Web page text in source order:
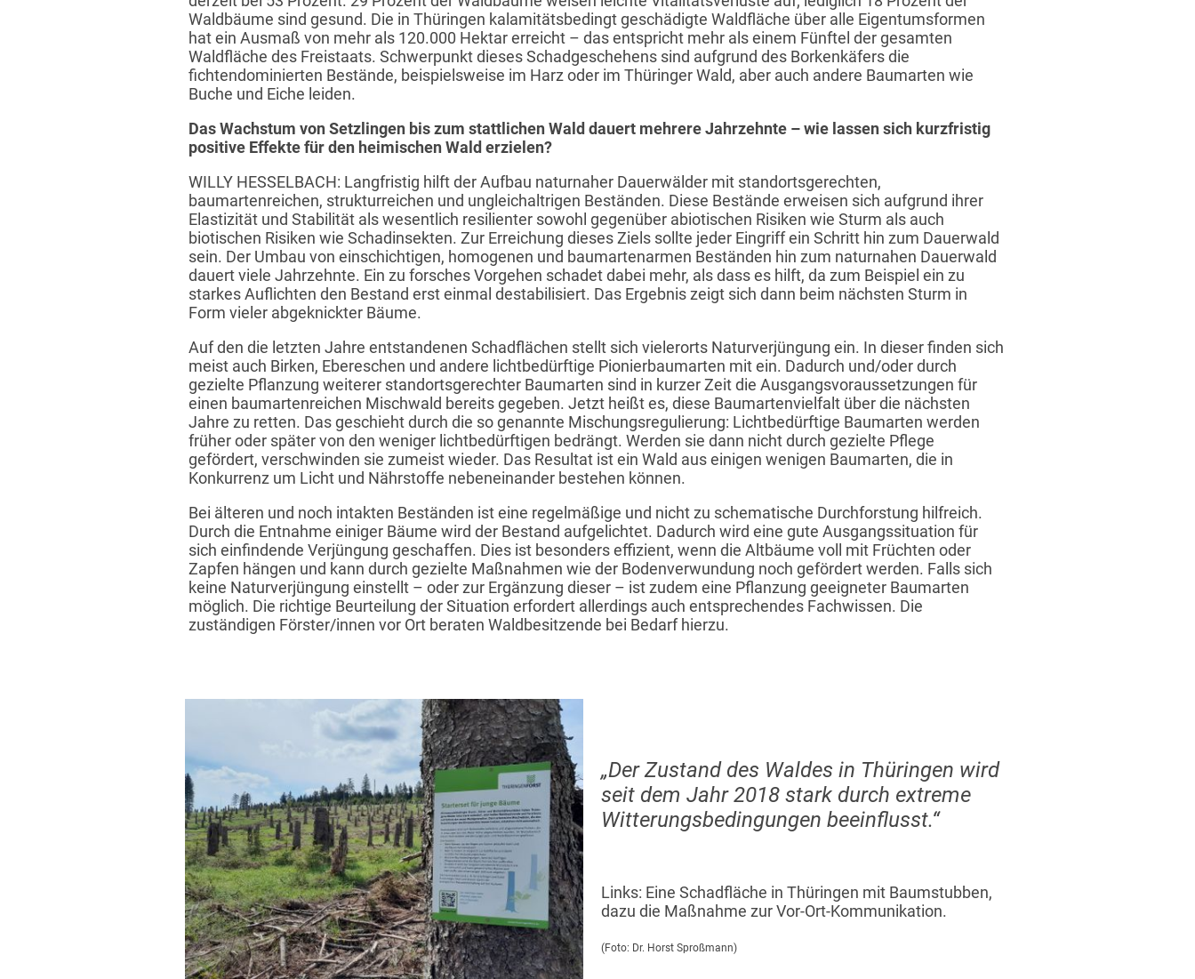
Waldbäume sind gesund. Die in Thüringen kalamitätsbedingt geschädigte Waldfläche über alle Eigentumsformen
hat ein Ausmaß von mehr als 120.000 Hektar erreicht – das entspricht mehr als einem Fünftel der gesamten
Waldfläche des Freistaats. Schwerpunkt dieses Schadgeschehens sind aufgrund des Borkenkäfers die
fichtendominierten Bestände, beispielsweise im Harz oder im Thüringer Wald, aber auch andere Baumarten wie
Buche und Eiche leiden.
Das Wachstum von Setzlingen bis zum stattlichen Wald dauert mehrere Jahrzehnte – wie lassen sich kurzfristig
positive Effekte für den heimischen Wald erzielen?
WILLY HESSELBACH: Langfristig hilft der Aufbau naturnaher Dauerwälder mit standortsgerechten,
baumartenreichen, strukturreichen und ungleichaltrigen Beständen. Diese Bestände erweisen sich aufgrund ihrer
Elastizität und Stabilität als wesentlich resilienter sowohl gegenüber abiotischen Risiken wie Sturm als auch
biotischen Risiken wie Schadinsekten. Zur Erreichung dieses Ziels sollte jeder Eingriff ein Schritt hin zum Dauerwald
sein. Der Umbau von einschichtigen, homogenen und baumartenarmen Beständen hin zum naturnahen Dauerwald
dauert viele Jahrzehnte. Ein zu forsches Vorgehen schadet dabei mehr, als dass es hilft, da zum Beispiel ein zu
starkes Auflichten den Bestand erst einmal destabilisiert. Das Ergebnis zeigt sich dann beim nächsten Sturm in
Form vieler abgeknickter Bäume.
Auf den die letzten Jahre entstandenen Schadflächen stellt sich vielerorts Naturverjüngung ein. In dieser finden sich
meist auch Birken, Ebereschen und andere lichtbedürftige Pionierbaumarten mit ein. Dadurch und/oder durch
gezielte Pflanzung weiterer standortsgerechter Baumarten sind in kurzer Zeit die Ausgangsvoraussetzungen für
einen baumartenreichen Mischwald bereits gegeben. Jetzt heißt es, diese Baumartenvielfalt über die nächsten
Jahre zu retten. Das geschieht durch die so genannte Mischungsregulierung: Lichtbedürftige Baumarten werden
früher oder später von den weniger lichtbedürftigen bedrängt. Werden sie dann nicht durch gezielte Pflege
gefördert, verschwinden sie zumeist wieder. Das Resultat ist ein Wald aus einigen wenigen Baumarten, die in
Konkurrenz um Licht und Nährstoffe nebeneinander bestehen können.
Bei älteren und noch intakten Beständen ist eine regelmäßige und nicht zu schematische Durchforstung hilfreich.
Durch die Entnahme einiger Bäume wird der Bestand aufgelichtet. Dadurch wird eine gute Ausgangssituation für
sich einfindende Verjüngung geschaffen. Dies ist besonders effizient, wenn die Altbäume voll mit Früchten oder
Zapfen hängen und kann durch gezielte Maßnahmen wie der Bodenverwundung noch gefördert werden. Falls sich
keine Naturverjüngung einstellt – oder zur Ergänzung dieser – ist zudem eine Pflanzung geeigneter Baumarten
möglich. Die richtige Beurteilung der Situation erfordert allerdings auch entsprechendes Fachwissen. Die
zuständigen Förster/innen vor Ort beraten Waldbesitzende bei Bedarf hierzu.
„Der Zustand des Waldes in Thüringen wird
seit dem Jahr 2018 stark durch extreme
Witterungsbedingungen beeinflusst.“
Links: Eine Schadfläche in Thüringen mit Baumstubben,
dazu die Maßnahme zur Vor-Ort-Kommunikation.
(Foto: Dr. Horst Sproßmann)